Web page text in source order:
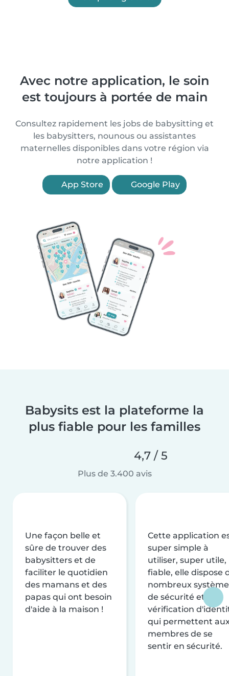
Avec notre application, le soin
est toujours à portée de main
Consultez rapidement les jobs de babysitting et
les babysitters, nounous ou assistantes
maternelles disponibles dans votre région via
notre application !
App Store Google Play
Babysits est la plateforme la
plus fiable pour les familles
4,7 / 5
Plus de 3.400 avis
Une façon belle et
sûre de trouver des
babysitters et de
faciliter le quotidien
des mamans et des
papas qui ont besoin
d'aide à la maison !
Cette application
super simple à
utiliser, super utile,
fiable, elle dispose
nombreux
de sécurité et de
vérification
qui permettent
membres de se
sentir en sécurité.